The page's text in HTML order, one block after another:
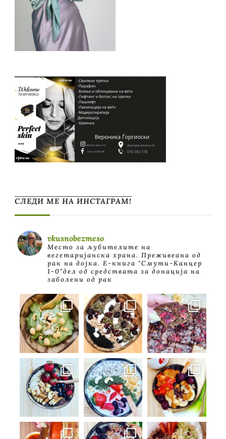
СЛЕДИ МЕ НА ИНСТАГРАМ!
vkusnobezmeso
Место за љубителите на
вегетаријанска храна. Преживеана од
рак на дојка. E-книга "Смути-Канцер
1-0"дел од средствата за донација на
заболени од рак